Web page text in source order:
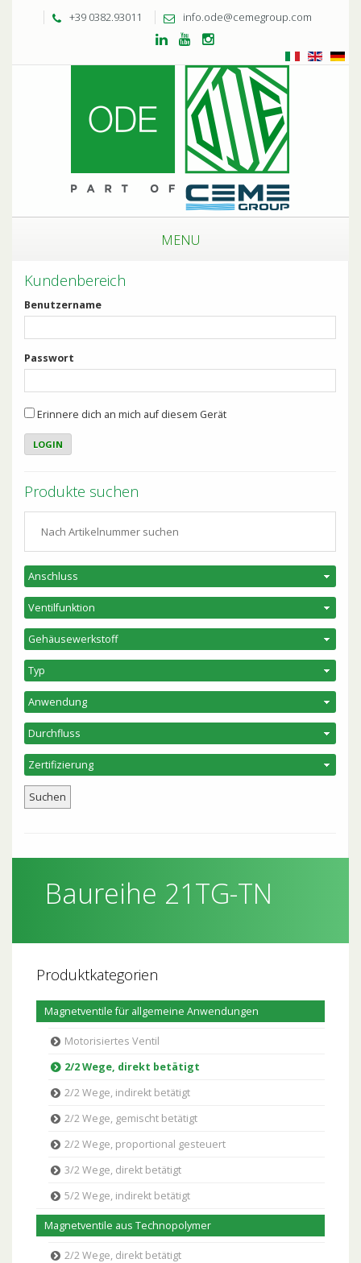
+39 0382.93011 info.ode@cemegroup.com
MENU
Kundenbereich
Benutzername
Passwort
Erinnere dich an mich auf diesem Gerät
Produkte suchen
Baureihe 21TG-TN
Produktkategorien
Magnetventile für allgemeine Anwendungen
Motorisiertes Ventil
2/2 Wege, direkt betätigt
2/2 Wege, indirekt betätigt
2/2 Wege, gemischt betätigt
2/2 Wege, proportional gesteuert
3/2 Wege, direkt betätigt
5/2 Wege, indirekt betätigt
Magnetventile aus Technopolymer
2/2 Wege, direkt betätigt